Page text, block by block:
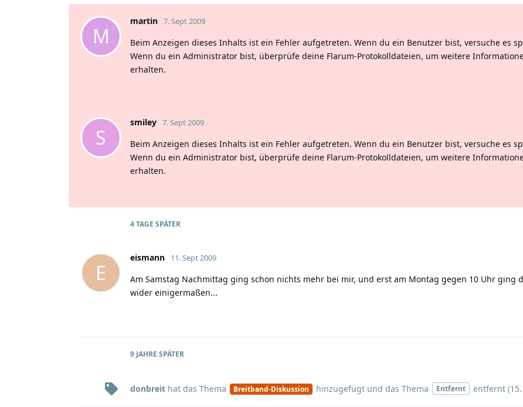
M
martin 7. Sept 2009
Beim Anzeigen dieses Inhalts ist ein Fehler aufgetreten. Wenn du ein Benutzer bist, versuche es
Wenn du ein Administrator bist, überprüfe deine Flarum-Protokolldateien, um weitere
erhalten.
S
smiley 7. Sept 2009
Beim Anzeigen dieses Inhalts ist ein Fehler aufgetreten. Wenn du ein Benutzer bist, versuche es
Wenn du ein Administrator bist, überprüfe deine Flarum-Protokolldateien, um weitere
erhalten.
4 TAGE SPÄTER
E
eismann 11. Sept 2009
Am Samstag Nachmittag ging schon nichts mehr bei mir, und erst am Montag gegen 10 Uhr ging
wider einigermaßen...
9 JAHRE SPÄTER
donbreit hat das Thema Breitband-Diskussion hinzugefügt und das Thema Entfernt entfernt (